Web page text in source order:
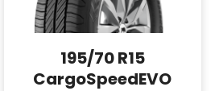
195/70 R15
CargoSpeedEVO